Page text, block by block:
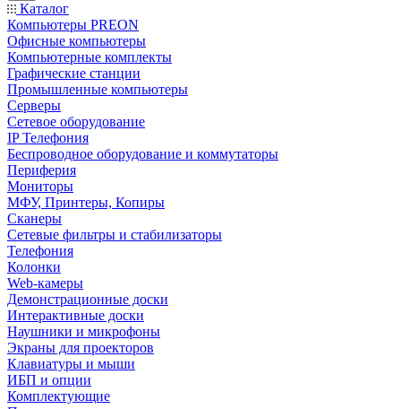
Каталог
Компьютеры PREON
Офисные компьютеры
Компьютерные комплекты
Графические станции
Промышленные компьютеры
Серверы
Сетевое оборудование
IP Телефония
Беспроводное оборудование и коммутаторы
Периферия
Мониторы
МФУ, Принтеры, Копиры
Сканеры
Сетевые фильтры и стабилизаторы
Телефония
Колонки
Web-камеры
Демонстрационные доски
Интерактивные доски
Наушники и микрофоны
Экраны для проекторов
Клавиатуры и мыши
ИБП и опции
Комплектующие